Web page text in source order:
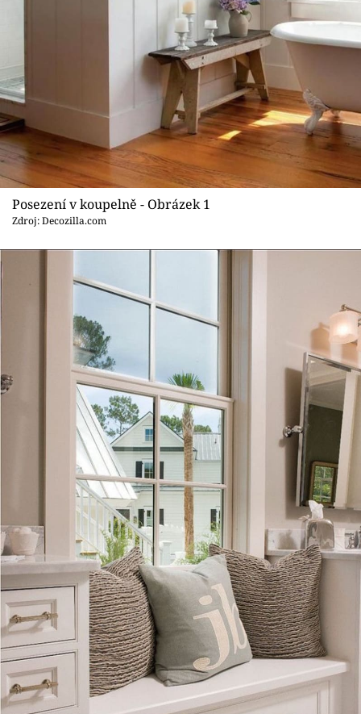
Sledujte nás
Posezení v koupelně - Obrázek 1
Zdroj: Decozilla.com